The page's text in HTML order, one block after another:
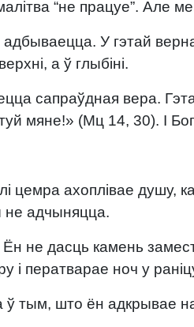
“не працуе”. Але
У гэтай
а ў глыбіні.
сапраўдная вера.
мяне!» (Мц 14, 30). І
ахоплівае душу,
не адчыняцца.
не дасць камень
ператварае ноч у
тым, што ён адкрывае